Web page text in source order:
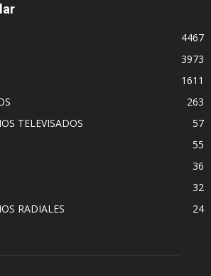
4467
3973
1611
263
TELEVISADOS
57
55
36
32
RADIALES
24